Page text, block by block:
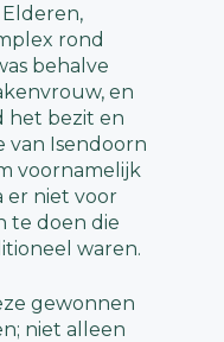
Elderen,
rond
behalve
en
het bezit en
van Isendoorn
voornamelijk
er niet voor
te doen die
waren.
gewonnen
niet alleen